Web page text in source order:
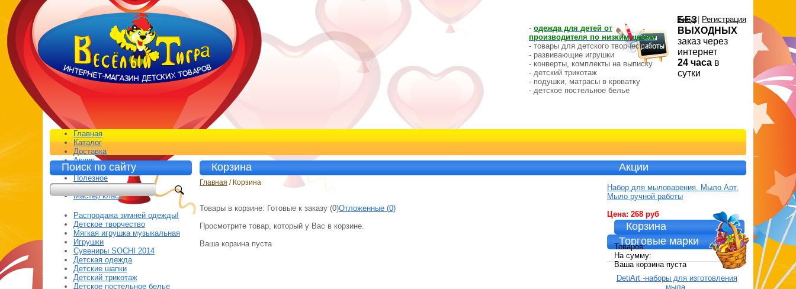
БЕЗ
ВЫХОДНЫХ
заказ через
интернет
24 часа в
сутки
Вход|
Регистрация
- одежда для детей от
производителя по низким ценам
- товары для детского творчества
- развивающие игрушки
- конверты, комплекты на выписку
- детский трикотаж
- подушки, матрасы в кроватку
- детское постельное белье
Главная
Каталог
Доставка
Акция
Контакты
Полезное
Отзывы
Мастер класс
Корзина
Главная / Корзина
Товары в корзине: Готовые к заказу (0)Отложенные (0)
Просмотрите товар, который у Вас в корзине.
Ваша корзина пуста
Поиск по сайту
Распродажа зимней одежды!
Детское творчество
Мягкая игрушка музыкальная
Игрушки
Сувениры SOCHI 2014
Детская одежда
Детские шапки
Детский трикотаж
Детское постельное белье
Корзина
Товаров:
На сумму:
Ваша корзина пуста
Акции
Набор для мыловарения. Мыло Арт.
Мыло ручной работы
Цена: 268 руб
Торговые марки
DetiArt -наборы для изготовления
мыла.